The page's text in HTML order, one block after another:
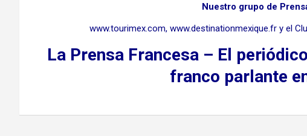
Nuestro grupo de
www.tourimex.com, www.destinationmexique.fr y el
La Prensa Francesa – El
franco parlante